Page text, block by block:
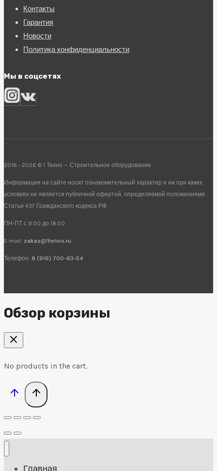
Контакты
Гарантия
Новости
Политика конфиденциальности
Мы в соцсетях
2016 - 2026 © 1 Техно — Строительное оборудование
Информация на сайте носит ознакомительный характер и ни при каких
условиях не является публичной офертой, определяемой положениями
Статьи 437 Гражданского кодекса РФ
ПН-ПТ с 9.00 до 18.00
E-mail: zakaz@1tehno.ru
Телефон: 8 (916) 700-63-54
Обзор корзины
No products in the cart.
Главная